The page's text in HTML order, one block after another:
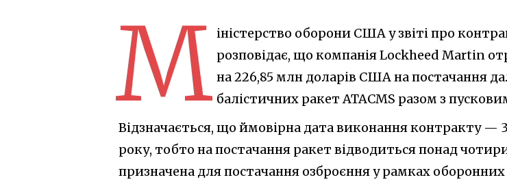
М іністерство оборони США у звіті про
розповідає, що компанія Lockheed Martin
на 226,85 млн доларів США на постачання
балістичних ракет ATACMS разом з
Відзначається, що ймовірна дата виконання контракту —
року, тобто на постачання ракет відводиться понад
призначена для постачання озброєння у рамках